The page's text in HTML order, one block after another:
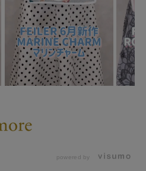
powered by